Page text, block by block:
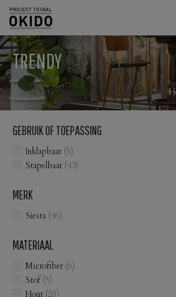
TRENDY
GEBRUIK OF TOEPASSING
Inklapbaar (5)
Stapelbaar (43)
MERK
Siesta (46)
MATERIAAL
Microfiber (6)
Stof (5)
Hout (20)